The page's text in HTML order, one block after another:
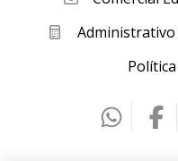
Administrativo